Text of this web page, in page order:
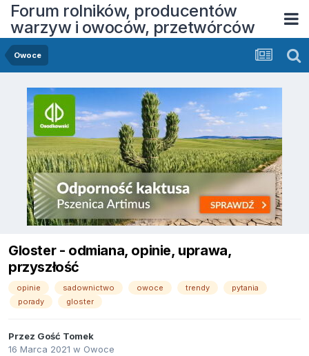
Forum rolników, producentów
warzyw i owoców, przetwórców
Owoce
Gloster - odmiana, opinie, uprawa,
przyszłość
opinie sadownictwo owoce trendy
pytania
porady
gloster
Przez Gość Tomek
16 Marca 2021 w Owoce